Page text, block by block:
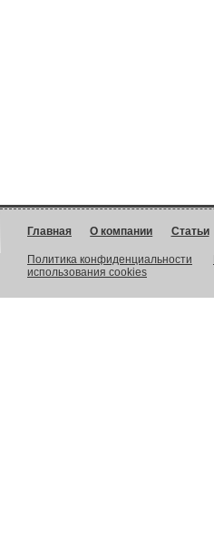
Главная О компании Статьи
Политика конфиденциальности
использования cookies